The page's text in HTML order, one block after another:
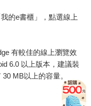
的e書櫃」，點選線上
有較佳的線上瀏覽效
6.0 以上版本，建議裝
MB以上的容量。